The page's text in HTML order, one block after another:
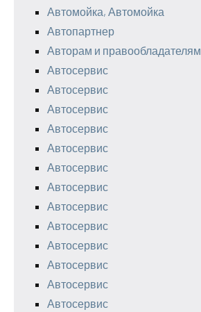
Автомойка, Автомойка
Автопартнер
Авторам и правообладателям
Автосервис
Автосервис
Автосервис
Автосервис
Автосервис
Автосервис
Автосервис
Автосервис
Автосервис
Автосервис
Автосервис
Автосервис
Автосервис